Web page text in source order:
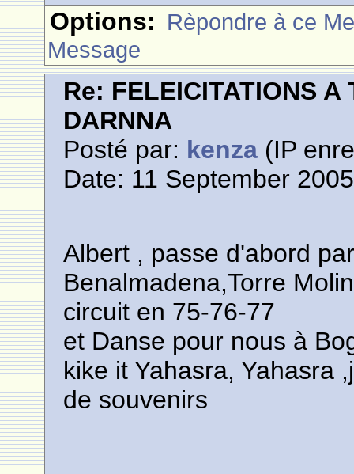
Options: Rèpondre à ce
Message
Re: FELEICITATIONS A
DARNNA
Posté par: kenza (IP
Date: 11 September
Albert , passe d'abord
Benalmadena,Torre
circuit en 75-76-77
et Danse pour nous à
kike it Yahasra, Yahasra
de souvenirs